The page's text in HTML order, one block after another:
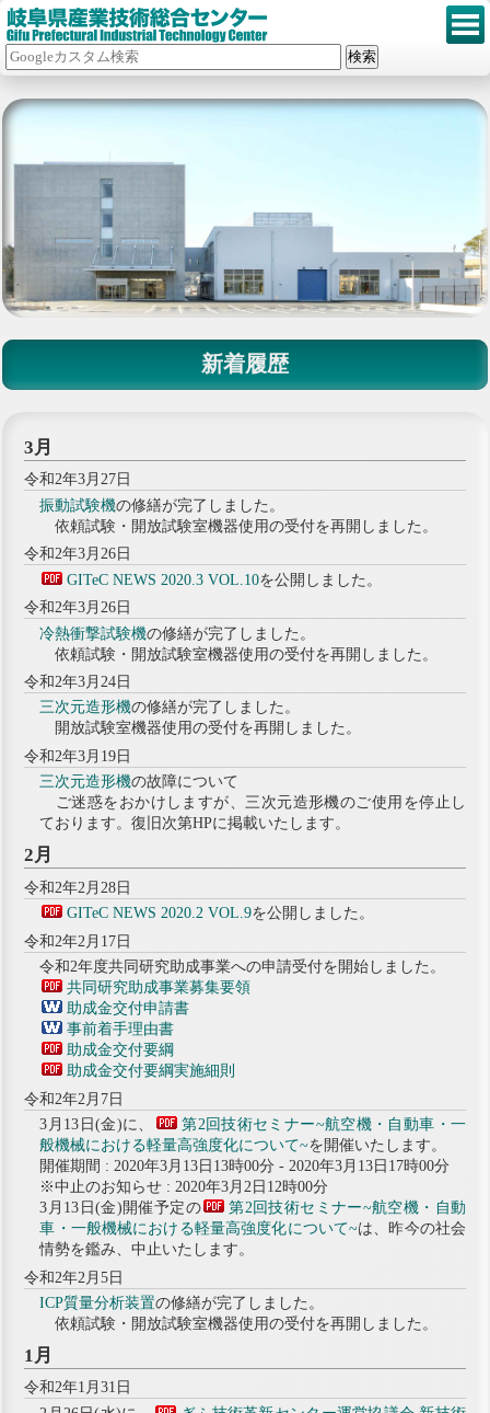
新着履歴
3月
令和2年3月27日
振動試験機の修繕が完了しました。
依頼試験・開放試験室機器使用の受付を再開しました。
令和2年3月26日
GITeC NEWS 2020.3 VOL.10を公開しました。
令和2年3月26日
冷熱衝撃試験機の修繕が完了しました。
依頼試験・開放試験室機器使用の受付を再開しました。
令和2年3月24日
三次元造形機の修繕が完了しました。
開放試験室機器使用の受付を再開しました。
令和2年3月19日
三次元造形機の故障について
ご迷惑をおかけしますが、三次元造形機のご使用を停止し
ております。復旧次第HPに掲載いたします。
2月
令和2年2月28日
GITeC NEWS 2020.2 VOL.9を公開しました。
令和2年2月17日
令和2年度共同研究助成事業への申請受付を開始しました。
共同研究助成事業募集要領
助成金交付申請書
事前着手理由書
助成金交付要綱
助成金交付要綱実施細則
令和2年2月7日
3月13日(金)に、
第2回技術セミナー~航空機・自動車・一
般機械における軽量高強度化について~を開催いたします。
開催期間 : 2020年3月13日13時00分 - 2020年3月13日17時00分
※中止のお知らせ : 2020年3月2日12時00分
3月13日(金)開催予定の
第2回技術セミナー~航空機・自動
車・一般機械における軽量高強度化について~は、昨今の社会
情勢を鑑み、中止いたします。
令和2年2月5日
ICP質量分析装置の修繕が完了しました。
依頼試験・開放試験室機器使用の受付を再開しました。
1月
令和2年1月31日